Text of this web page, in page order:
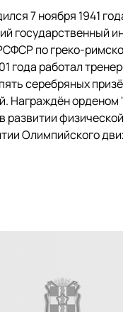
7 ноября 1941
государственный
по греко-
года работал
серебряных
Награждён
развитии
Олимпийского